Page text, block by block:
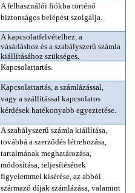
A felhasználói fiókba történő
biztonságos belépést szolgálja.
A kapcsolatfelvételhez, a
vásárláshoz és a szabályszerű számla
kiállításához szükséges.
Kapcsolattartás.
Kapcsolattartás, a számlázással,
vagy a szállítással kapcsolatos
kérdések hatékonyabb egyeztetése.
A szabályszerű számla kiállítása,
továbbá a szerződés létrehozása,
tartalmának meghatározása,
módosítása, teljesítésének
figyelemmel kísérése, az abból
származó díjak számlázása, valamint